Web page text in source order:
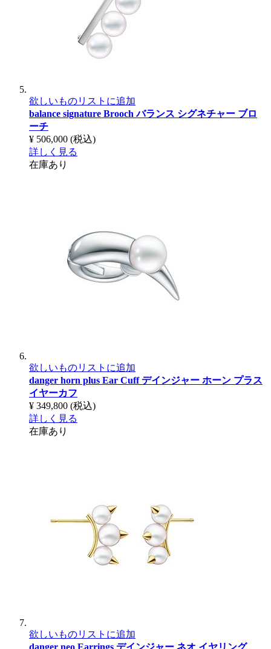
欲しいものリストに追加
balance signature Broochバランス シグネチャー ブロ
ーチ
¥ 506,000 (税込)
詳しく見る
在庫あり
欲しいものリストに追加
danger horn plus Ear Cuffデインジャー ホーン プラス
イヤーカフ
¥ 349,800 (税込)
詳しく見る
在庫あり
欲しいものリストに追加
danger neo Earrings デインジャー ネオ イヤリング